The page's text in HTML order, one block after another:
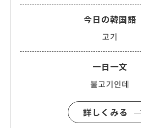
今日の韓国語
고기
一日一文
불고기인데
詳しくみる